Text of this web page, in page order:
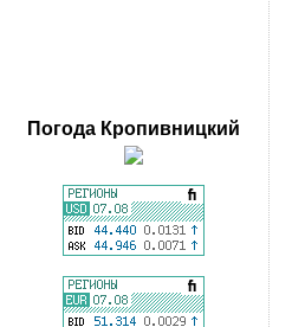
Погода Кропивницкий